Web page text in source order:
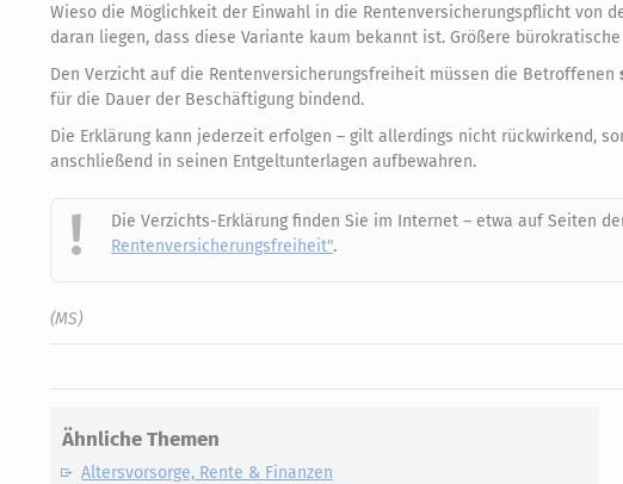
Wieso die Möglichkeit der Einwahl in die Rentenversicherungspflicht von
daran liegen, dass diese Variante kaum bekannt ist. Größere
Den Verzicht auf die Rentenversicherungsfreiheit müssen die Betroffenen
für die Dauer der Beschäftigung bindend.
Die Erklärung kann jederzeit erfolgen – gilt allerdings nicht rückwirkend,
anschließend in seinen Entgeltunterlagen aufbewahren.
Die Verzichts-Erklärung finden Sie im Internet – etwa auf Seiten
Rentenversicherungsfreiheit".
(MS)
Ähnliche Themen
Altersvorsorge, Rente & Finanzen